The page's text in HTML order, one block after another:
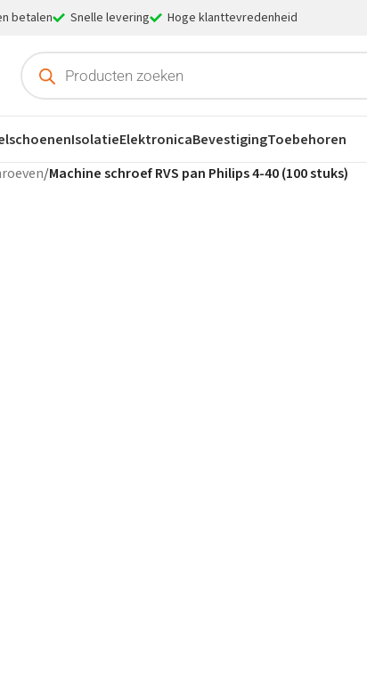
betalen Snelle levering Hoge klanttevredenheid
IsolatieElektronicaBevestigingToebehoren
/Machine schroef RVS pan Philips 4-40 (100 stuks)